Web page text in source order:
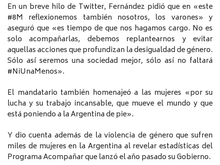
En un breve hilo de Twitter, Fernández pidió que en «este
#8M reflexionemos también nosotros, los varones» y
aseguró que «es tiempo de que nos hagamos cargo. No es
solo acompañarlas, debemos replantearnos y evitar
aquellas acciones que profundizan la desigualdad de género.
Sólo así seremos una sociedad mejor, sólo así no faltará
#NiUnaMenos».
El mandatario también homenajeó a las mujeres «por su
lucha y su trabajo incansable, que mueve el mundo y que
está poniendo a la Argentina de pie».
Y dio cuenta además de la violencia de género que sufren
miles de mujeres en la Argentina al revelar estadísticas del
Programa Acompañar que lanzó el año pasado su Gobierno.